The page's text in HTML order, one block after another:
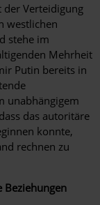
der Verteidigung
westlichen
stehe im
Mehrheit
Putin bereits in
unabhängigem
das autoritäre
konnte,
rechnen zu
Beziehungen